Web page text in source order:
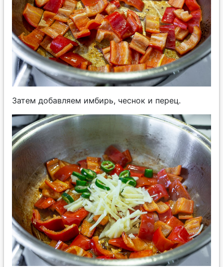
Затем добавляем имбирь, чеснок и перец.